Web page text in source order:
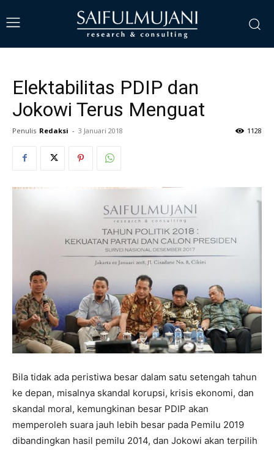
Elektabilitas PDIP dan
Jokowi Terus Menguat
Penulis Redaksi - 3 Januari 2018 1128
Bila tidak ada peristiwa besar dalam satu setengah tahun
ke depan, misalnya skandal korupsi, krisis ekonomi, dan
skandal moral, kemungkinan besar PDIP akan
memperoleh suara jauh lebih besar pada Pemilu 2019
dibandingkan hasil pemilu 2014, dan Jokowi akan terpilih